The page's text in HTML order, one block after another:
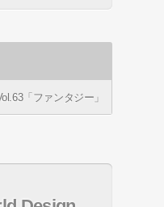
「ファンタジー」